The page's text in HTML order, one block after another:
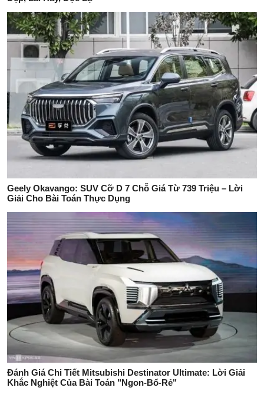
Geely Okavango: SUV Cỡ D 7 Chỗ Giá Từ 739 Triệu – Lời
Giải Cho Bài Toán Thực Dụng
Đánh Giá Chi Tiết Mitsubishi Destinator Ultimate: Lời Giải
Khắc Nghiệt Của Bài Toán "Ngon-Bổ-Rẻ"